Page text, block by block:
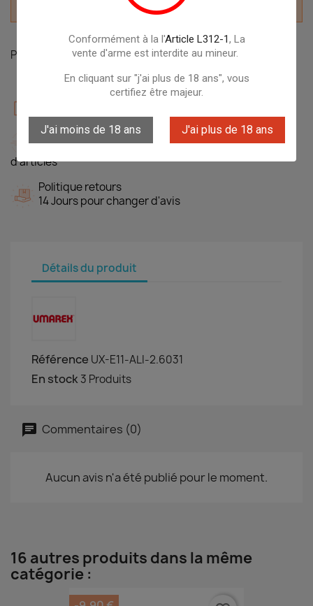
Conformément à la l'Article L312-1, La
vente d'arme est interdite au mineur.
En cliquant sur "j'ai plus de 18 ans", vous
certifiez être majeur.
J'ai moins de 18 ans J'ai plus de 18 ans
Derniers articles en stock
Partager
Garanties sécurité
Politique de livraison
Livraison gratuite dés 49,90€ sur des milliers
d'articles
Politique retours
14 Jours pour changer d'avis
Détails du produit
Référence UX-E11-ALI-2.6031
En stock3 Produits
Commentaires (0)
Aucun avis n'a été publié pour le moment.
16 autres produits dans la même
catégorie :